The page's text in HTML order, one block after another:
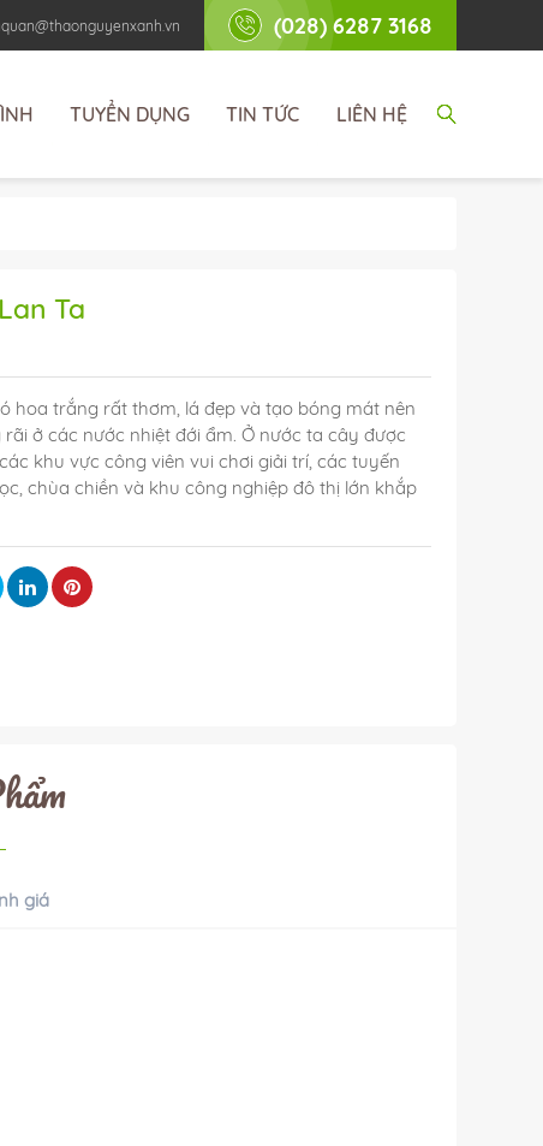
(028) 6287 3168
TUYỂN DỤNG TIN TỨC LIÊN HỆ
Ta
hoa trắng rất thơm, lá đẹp và tạo bóng mát nên
ở các nước nhiệt đới ẩm. Ở nước ta cây được
khu vực công viên vui chơi giải trí, các tuyến
chùa chiền và khu công nghiệp đô thị lớn khắp
giá